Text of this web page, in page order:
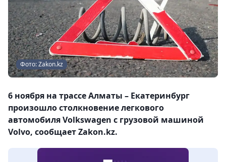
Фото: Zakon.kz
6 ноября на трассе Алматы – Екатеринбург
произошло столкновение легкового
автомобиля Volkswagen с грузовой машиной
Volvo, сообщает Zakon.kz.